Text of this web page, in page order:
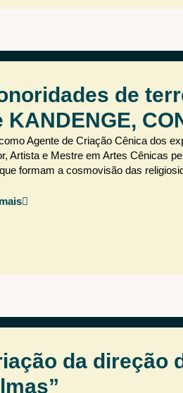
de
Agente de Criação Cênica dos
Artista e Mestre em Artes Cênicas
formam a cosmovisão das
da direção